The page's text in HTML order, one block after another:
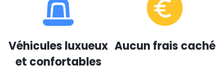
Véhicules luxueux
et confortables
Aucun frais caché